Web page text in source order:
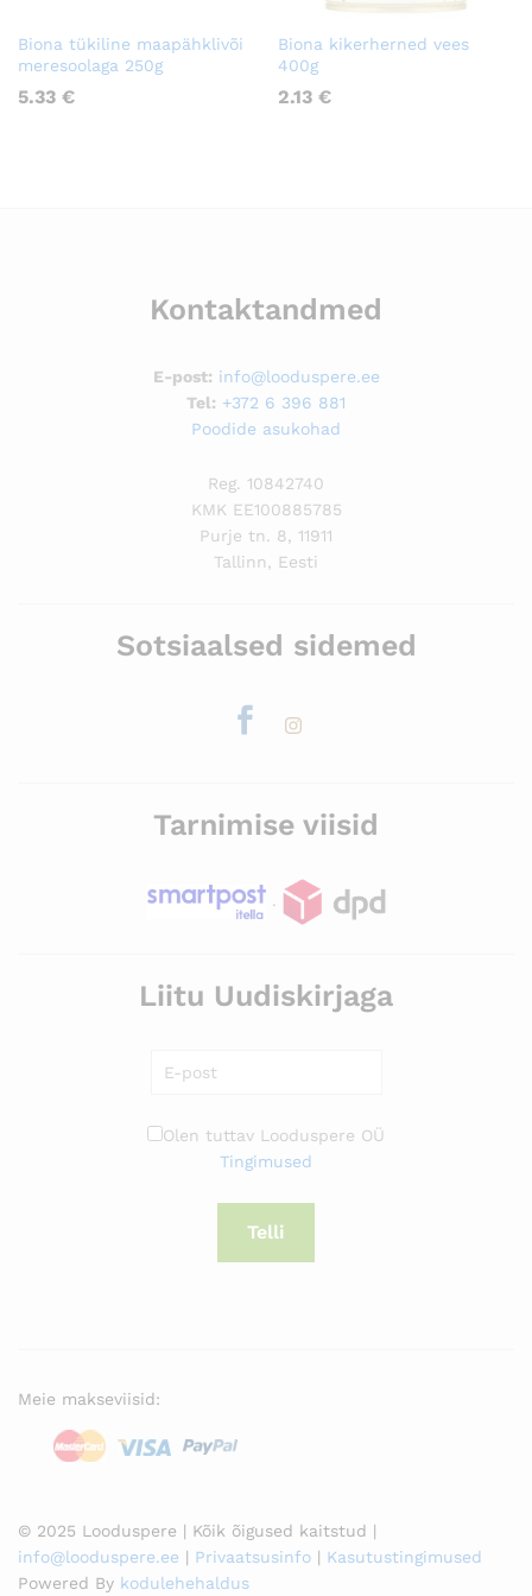
Biona tükiline maapähklivõi
meresoolaga 250g
5.33 €
Biona kikerherned vees
400g
2.13 €
Kontaktandmed
E-post: info@looduspere.ee
Tel: +372 6 396 881
Poodide asukohad
Reg. 10842740
KMK EE100885785
Purje tn. 8, 11911
Tallinn, Eesti
Sotsiaalsed sidemed
Tarnimise viisid
Liitu Uudiskirjaga
Olen tuttav Looduspere OÜ
Tingimused
Telli
© 2025 Looduspere | Kõik õigused kaitstud |
info@looduspere.ee | Privaatsusinfo | Kasutustingimused
Powered By kodulehehaldus
Meie makseviisid: